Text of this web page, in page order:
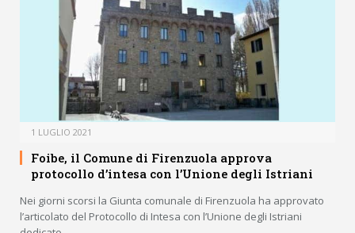
1 LUGLIO 2021
Foibe, il Comune di Firenzuola approva
protocollo d’intesa con l’Unione degli Istriani
Nei giorni scorsi la Giunta comunale di Firenzuola ha approvato
l’articolato del Protocollo di Intesa con l’Unione degli Istriani